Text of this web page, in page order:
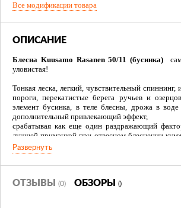
Все модификации товара
ОПИСАНИЕ
Блесна Kuusamo Rasanen 50/11 (бусинка)
уловистая!
Тонкая леска, легкий, чувствительный
пороги, перекатистые берега ручьев и
элемент бусинка, в теле блесны, дрожа в
дополнительный привлекающий эффект,
срабатывая как еще один раздражающий
лучшей приманкой при отвесном блеснении
гаммы позволит подобрать оттенок на любой вкус
Развернуть
ОТЗЫВЫ (0) ОБЗОРЫ ()
Тент LAKER с каркасом для
11 600 Р
Тент LAKER с
...